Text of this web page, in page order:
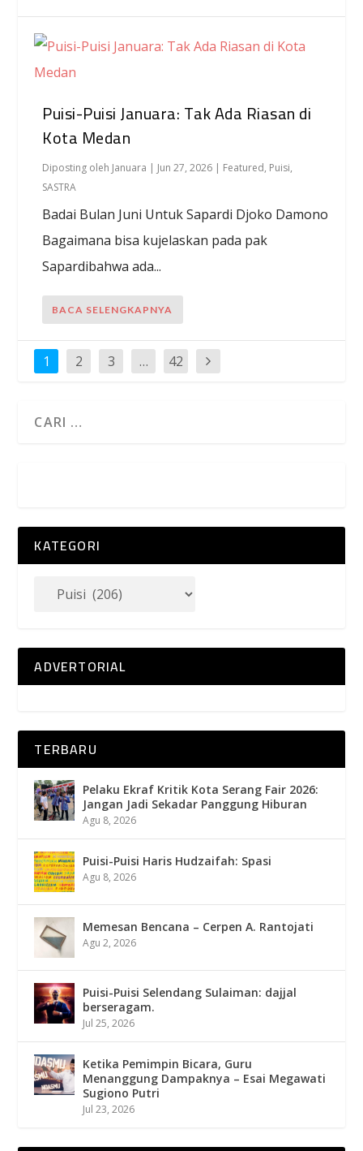
Puisi-Puisi Januara: Tak Ada Riasan di
Kota Medan
Diposting oleh Januara | Jun 27, 2026 | Featured, Puisi,
SASTRA
Badai Bulan Juni Untuk Sapardi Djoko Damono
Bagaimana bisa kujelaskan pada pak
Sapardibahwa ada...
BACA SELENGKAPNYA
1 2 3 … 42
KATEGORI
ADVERTORIAL
TERBARU
Pelaku Ekraf Kritik Kota Serang Fair 2026:
Jangan Jadi Sekadar Panggung Hiburan
Agu 8, 2026
Puisi-Puisi Haris Hudzaifah: Spasi
Agu 8, 2026
Memesan Bencana – Cerpen A. Rantojati
Agu 2, 2026
Puisi-Puisi Selendang Sulaiman: dajjal
berseragam.
Jul 25, 2026
Ketika Pemimpin Bicara, Guru
Menanggung Dampaknya – Esai Megawati
Sugiono Putri
Jul 23, 2026